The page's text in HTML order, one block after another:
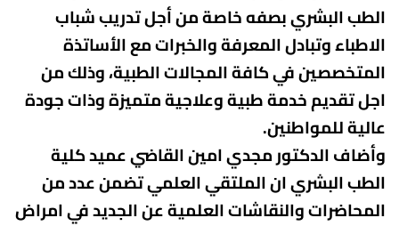
الطب البشري بصفه خاصة من أجل تدريب شباب
الاطباء وتبادل المعرفة والخبرات مع الأساتذة
المتخصصين في كافة المجالات الطبية، وذلك من
اجل تقديم خدمة طبية وعلاجية متميزة وذات جودة
عالية للمواطنين.
وأضاف الدكتور مجدي امين القاضي عميد كلية
الطب البشري ان الملتقي العلمي تضمن عدد من
المحاضرات والنقاشات العلمية عن الجديد في امراض